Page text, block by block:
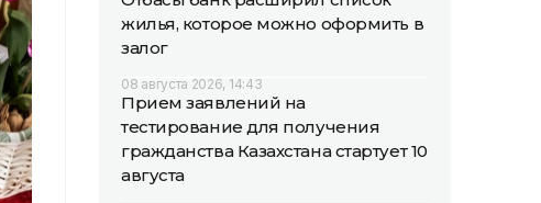
жилья, которое можно оформить в
залог
08 августа 2026, 14:43
Прием заявлений на
тестирование для получения
гражданства Казахстана стартует 10
августа